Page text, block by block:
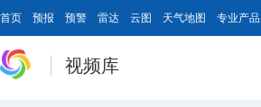
首页 预报 预警 雷达 云图 天气地图 专业产品
视频库